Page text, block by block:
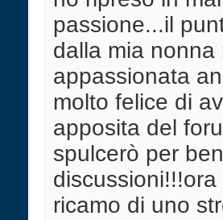
passione...il
dalla mia nonna
appassionata
molto felice di
apposita del
spulcerò per
ricamo di uno